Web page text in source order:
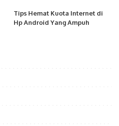
Tips Hemat Kuota Internet di
Hp Android Yang Ampuh